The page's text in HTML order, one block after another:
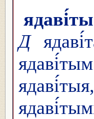
ядаві́ты
Д
ядаві́тыя,